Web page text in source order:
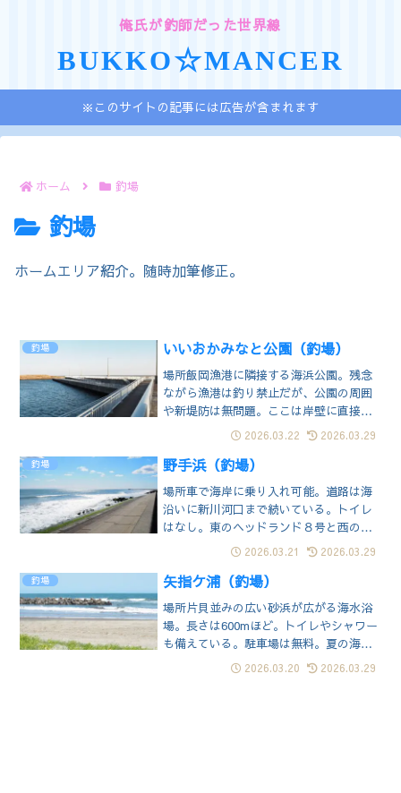
俺氏が釣師だった世界線
BUKKO☆MANCER
※このサイトの記事には広告が含まれます
ホーム 釣場
釣場
ホームエリア紹介。随時加筆修正。
釣場 いいおかみなと公園（釣場）
場所飯岡漁港に隣接する海浜公園。残念
ながら漁港は釣り禁止だが、公園の周囲
や新堤防は無問題。ここは岸壁に直接車
を横付け出来る。トイレは隣の公園にあ
る。週末は混むが、それ以外は人が少な
く釣場には困らない。ちなみに少し離れ
た崖の上に飯岡刑部岬展望台がある。立
地岸壁に車両を乗り付けられる。駐禁の
心配はないよ...
2026.03.22 2026.03.29
釣場 野手浜（釣場）
場所車で海岸に乗り入れ可能。道路は海
沿いに新川河口まで続いている。トイレ
はなし。東のヘッドランド８号と西の９
号の間が釣場となる。広い海岸だが、消
波ブロックが多いので釣場は限定され
る。魚種はシロギスやカレイなど九十九
里浜ではお馴染みの魚が釣れるようだ。
立地スロープで土手を乗り越えれば海岸
に出られる。階...
2026.03.21 2026.03.29
釣場 矢指ケ浦（釣場）
場所片貝並みの広い砂浜が広がる海水浴
場。長さは600mほど。トイレやシャワー
も備えている。駐車場は無料。夏の海水
浴シーズンは不可能だが、それ以外なら
釣りが可能。沖合にテトラ帯があり、そ
2026.03.20 2026.03.29